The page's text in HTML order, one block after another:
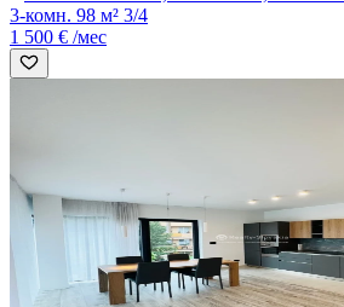
3-комн. 98 м² 3/4
1 500 € /мес